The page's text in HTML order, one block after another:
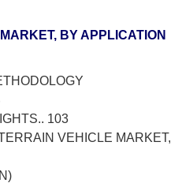
BY APPLICATION
103
VEHICLE MARKET,